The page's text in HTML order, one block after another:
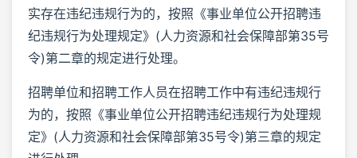
实存在违纪违规行为的，按照《事业单位公开招聘违
纪违规行为处理规定》(人力资源和社会保障部第35号
令)第二章的规定进行处理。
招聘单位和招聘工作人员在招聘工作中有违纪违规行
为的，按照《事业单位公开招聘违纪违规行为处理规
定》(人力资源和社会保障部第35号令)第三章的规定